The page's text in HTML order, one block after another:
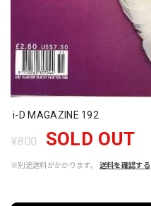
i-D MAGAZINE 192
¥800 SOLD OUT
※別途送料がかかります。 送料を確認する